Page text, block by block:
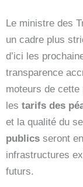
Le ministre des
un cadre plus
d’ici les
transparence
moteurs de
les tarifs des
et la qualité du
publics seront
infrastructures
futurs.